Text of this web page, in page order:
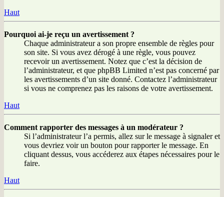
Haut
Pourquoi ai-je reçu un avertissement ?
Chaque administrateur a son propre ensemble de règles pour
son site. Si vous avez dérogé à une règle, vous pouvez
recevoir un avertissement. Notez que c’est la décision de
l’administrateur, et que phpBB Limited n’est pas concerné par
les avertissements d’un site donné. Contactez l’administrateur
si vous ne comprenez pas les raisons de votre avertissement.
Haut
Comment rapporter des messages à un modérateur ?
Si l’administrateur l’a permis, allez sur le message à signaler et
vous devriez voir un bouton pour rapporter le message. En
cliquant dessus, vous accéderez aux étapes nécessaires pour le
faire.
Haut